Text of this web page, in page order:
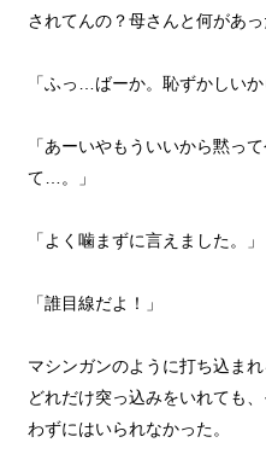
されてんの？母さんと何があっ
「ふっ…ばーか。恥ずかしいか
「あーいやもういいから黙っ
て…。」
「よく噛まずに言えました。」
「誰目線だよ！」
マシンガンのように打ち込ま
どれだけ突っ込みをいれても
わずにはいられなかった。